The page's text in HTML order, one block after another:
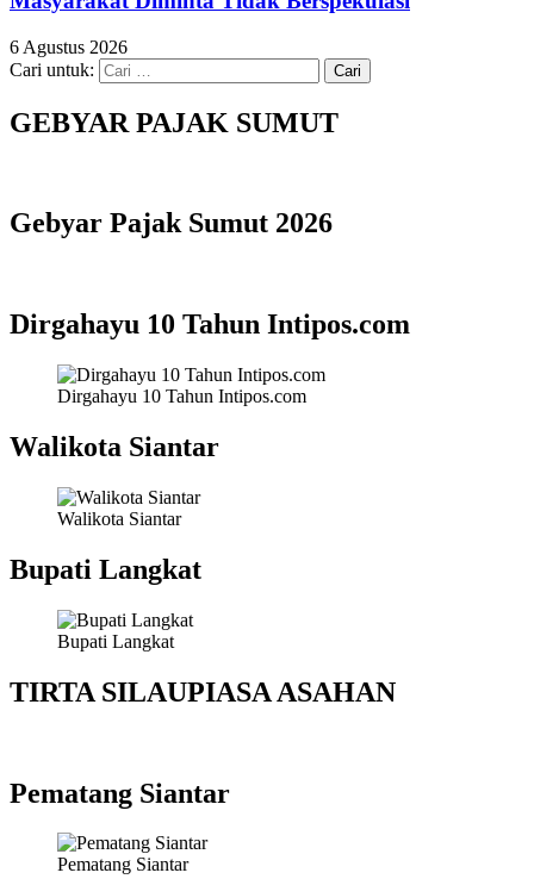
6 Agustus 2026
Cari untuk:
GEBYAR PAJAK SUMUT
Gebyar Pajak Sumut 2026
Dirgahayu 10 Tahun Intipos.com
Dirgahayu 10 Tahun Intipos.com
Walikota Siantar
Walikota Siantar
Bupati Langkat
Bupati Langkat
TIRTA SILAUPIASA ASAHAN
Pematang Siantar
Pematang Siantar